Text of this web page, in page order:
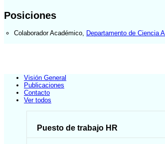
Posiciones
Colaborador Académico Departamento de Ciencia
Visión General
Publicaciones
Contacto
Ver todos
Puesto de trabajo HR